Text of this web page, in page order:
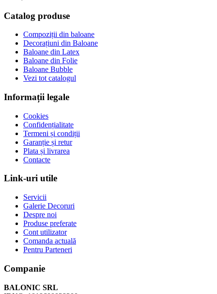
Catalog produse
Compoziții din baloane
Decorațiuni din Baloane
Baloane din Latex
Baloane din Folie
Baloane Bubble
Vezi tot catalogul
Informații legale
Cookies
Confidențialitate
Termeni și condiții
Garanție și retur
Plata și livrarea
Contacte
Link-uri utile
Servicii
Galerie Decoruri
Despre noi
Produse preferate
Cont utilizator
Comanda actuală
Pentru Parteneri
Companie
BALONIC SRL